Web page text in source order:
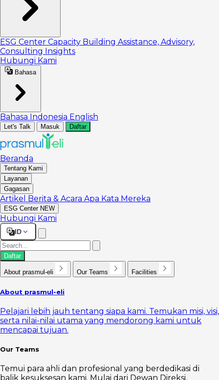
ESG Center Capacity Building Assistance, Advisory,
Consulting Insights
Hubungi Kami
Bahasa
Bahasa Indonesia English
Let's Talk Masuk Daftar
Beranda
Tentang Kami
Layanan
Gagasan
Artikel Berita & Acara Apa Kata Mereka
ESG Center NEW
Hubungi Kami
ID
Daftar
About prasmul-eli Our Teams Facilities
About prasmul-eli
Pelajari lebih jauh tentang siapa kami. Temukan misi, visi,
serta nilai-nilai utama yang mendorong kami untuk
mencapai tujuan.
Our Teams
Temui para ahli dan profesional yang berdedikasi di
balik kesuksesan kami. Mulai dari Dewan Direksi,